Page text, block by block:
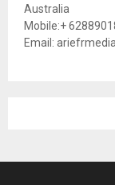
Australia
Mobile:+
Email: